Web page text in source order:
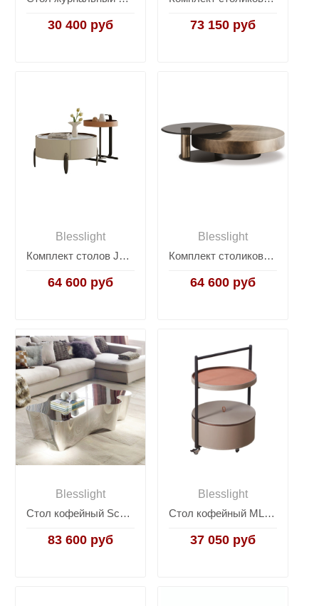
30 400 руб 73 150 руб
Blesslight
Комплект столов JY-481
64 600 руб
Blesslight
Комплект столиков Arena
64 600 руб
Blesslight
Стол кофейный Sceptre
83 600 руб
Blesslight
Стол кофейный MLL-D65
37 050 руб